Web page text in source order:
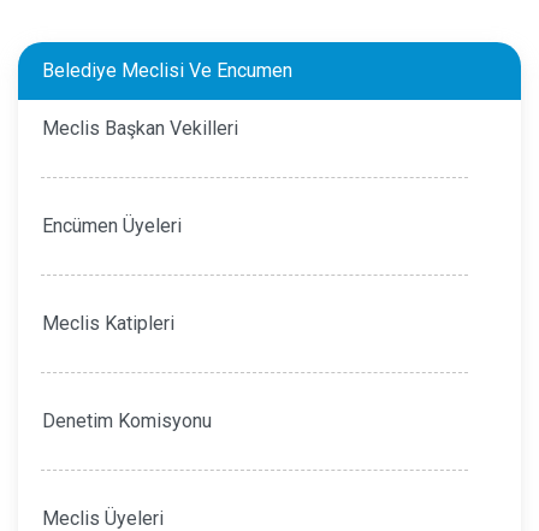
Belediye Meclisi Ve Encumen
Meclis Başkan Vekilleri
Encümen Üyeleri
Meclis Katipleri
Denetim Komisyonu
Meclis Üyeleri